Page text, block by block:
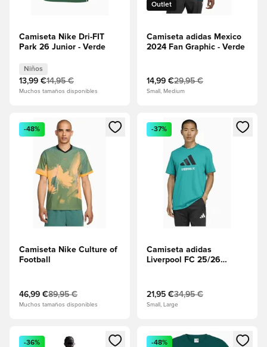
Camiseta Nike Dri-FIT
Park 26 Junior - Verde
Niños
13,99 €14,95 €
Muchos tamaños disponibles
Outlet
Camiseta adidas Mexico
2024 Fan Graphic - Verde
14,99 €29,95 €
Small, Medium
Abre un modal para iniciar sesión o registrarse como
-48%
Camiseta Nike Culture of
Football
46,99 €89,95 €
Muchos tamaños disponibles
Abre un modal para iniciar
-37%
Camiseta adidas
Liverpool FC 25/26
21,95 €34,95 €
Small, Large
Abre un modal para iniciar sesión o registrarse como
-36%
Abre un modal para iniciar
-48%